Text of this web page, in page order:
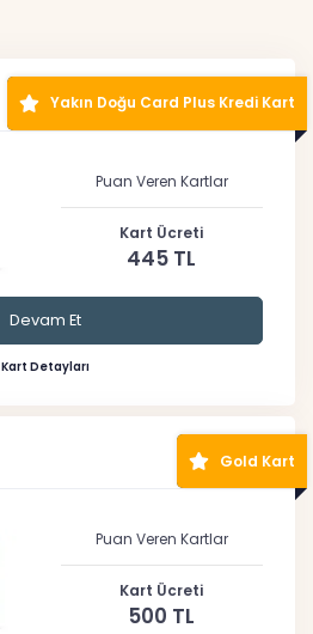
Yakın Doğu Card Plus Kredi Kart
Puan Veren Kartlar
Kart Ücreti
445 TL
Devam Et
Kart Detayları
Gold Kart
Puan Veren Kartlar
Kart Ücreti
500 TL